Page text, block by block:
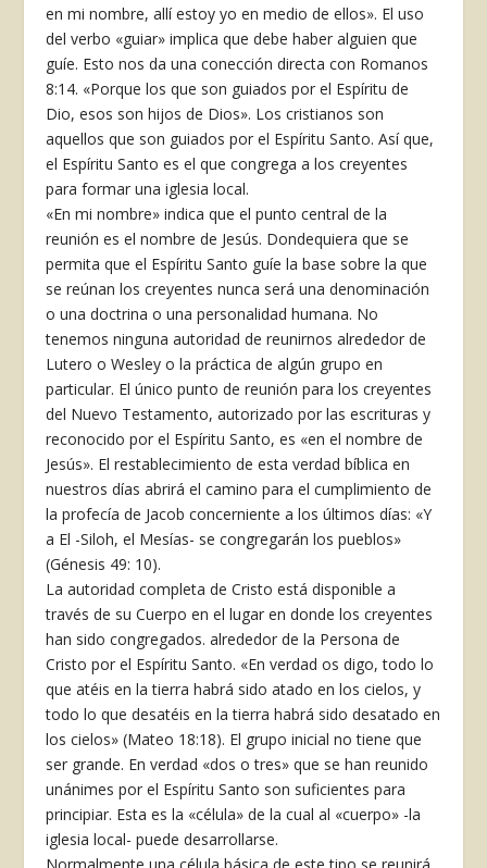
en mi nombre, allí estoy yo en medio de ellos». El uso
del verbo «guiar» implica que debe haber alguien que
guíe. Esto nos da una conección directa con Romanos
8:14. «Porque los que son guiados por el Espíritu de
Dio, esos son hijos de Dios». Los cristianos son
aquellos que son guiados por el Espíritu Santo. Así que,
el Espíritu Santo es el que congrega a los creyentes
para formar una iglesia local.
«En mi nombre» indica que el punto central de la
reunión es el nombre de Jesús. Dondequiera que se
permita que el Espíritu Santo guíe la base sobre la que
se reúnan los creyentes nunca será una denominación
o una doctrina o una personalidad humana. No
tenemos ninguna autoridad de reunirnos alrededor de
Lutero o Wesley o la práctica de algún grupo en
particular. El único punto de reunión para los creyentes
del Nuevo Testamento, autorizado por las escrituras y
reconocido por el Espíritu Santo, es «en el nombre de
Jesús». El restablecimiento de esta verdad bíblica en
nuestros días abrirá el camino para el cumplimiento de
la profecía de Jacob concerniente a los últimos días: «Y
a El -Siloh, el Mesías- se congregarán los pueblos»
(Génesis 49: 10).
La autoridad completa de Cristo está disponible a
través de su Cuerpo en el lugar en donde los creyentes
han sido congregados. alrededor de la Persona de
Cristo por el Espíritu Santo. «En verdad os digo, todo lo
que atéis en la tierra habrá sido atado en los cielos, y
todo lo que desatéis en la tierra habrá sido desatado en
los cielos» (Mateo 18:18). El grupo inicial no tiene que
ser grande. En verdad «dos o tres» que se han reunido
unánimes por el Espíritu Santo son suficientes para
principiar. Esta es la «célula» de la cual al «cuerpo» -la
iglesia local- puede desarrollarse.